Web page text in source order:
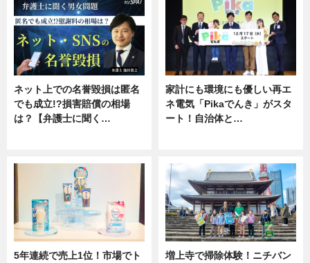
ネット上での名誉毀損は匿名
でも成立!?損害賠償の相場
は？【弁護士に聞く…
家計にも環境にも優しい再エ
ネ電気「Pikaでんき」がスタ
ート！自治体と…
5年連続で売上1位！市場でト
増上寺で掃除体験！ニチバン